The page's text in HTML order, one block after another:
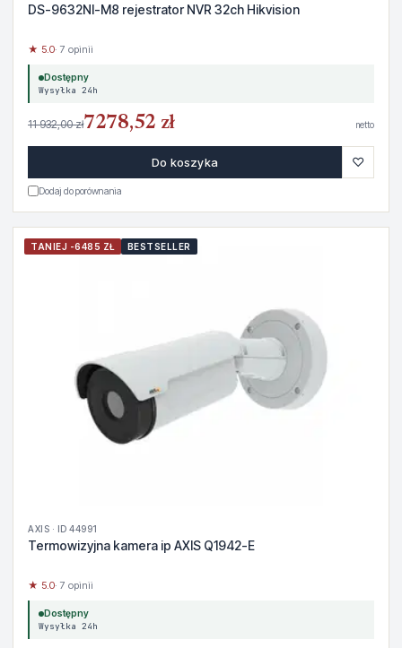
DS-9632NI-M8 rejestrator NVR 32ch Hikvision
★ 5.0· 7 opinii
Dostępny
Wysyłka 24h
11 932,00 zł7278,52 zł netto
Do koszyka ♡
Dodaj do porównania
TANIEJ -6485 ZŁ BESTSELLER
AXIS · ID 44991
Termowizyjna kamera ip AXIS Q1942-E
★ 5.0· 7 opinii
Dostępny
Wysyłka 24h